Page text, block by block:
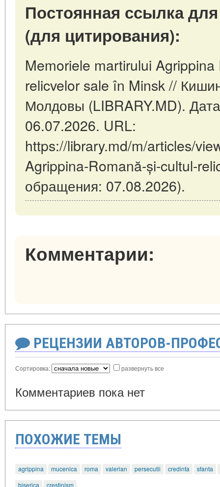
Постоянная ссылка
(для цитирования):
Memoriele martirului
relicvelor sale în Minsk //
Молдовы (LIBRARY.MD).
06.07.2026. URL:
https://library.md/m/articles/
Agrippina-Romană-și-cultul-
обращения: 07.08.2026).
Комментарии:
РЕЦЕНЗИИ АВТОРОВ-
Сортировка: развернуть все
Комментариев пока нет
ПОХОЖИЕ ТЕМЫ
agrippina mucenica roma valerian persecutii credinta
sfanta
biserica
crestinism